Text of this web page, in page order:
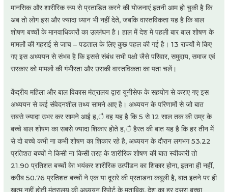
मानसिक और शारीरिक रूप से प्रताडित करने की योजनाएं इतनी आम हो चुकी है कि
अब तो लोग इस और ज्यादा ध्यान भी नहीं देते, जबकि वास्तविकता यह है कि बाल
शोषण बच्चों के मानवाधिकारों का उल्लंघन है। हाल में देश मे पहली बार बाल शोषण के
मामलों की गहराई से जाच – पडताल के लिए कुछ पहल की गई है। 13 राज्यों मे किए
गए इस अध्ययन से संभव है कि इससे संबंध सभी पक्षो जैसे परिवार, समुदाय, समाज एवं
सरकार को मामलों की गंभीरता और उसकी वास्तविकता का पता चलें।
केंद्रीय महिला और बाल विकास मंत्रालय द्वारा यूनीसेफ के सहयोग से कराए गए इस
अध्ययन से कई संवेदनशील तथ्य सामने आए है। अध्ययन के परिणामों से जो बात
सबसे ज्यादा उभर कर सामने आई ह,ै वह यह है कि 5 से 12 साल तक की उम्र के
बच्चे बाल शोषण का सबसे ज्यादा शिकार होते ह,ै हैरत की बात यह है कि हर तीन में
से दो बच्चे कभी ना कभी शोषण का शिकार रहे है, अध्ययन के दौरान लगभग 53.22
प्रतिशत बच्चों ने किसी ना किसी तरह के शारीरिक शोषण की बात स्वीकारी तो
21.90 प्रतिशत बच्चों केा भयंकर शारीरिक उत्पीडन का शिकार होना, इतना ही नहीं,
करीब 50.76 प्रतिशत बच्चों ने एक या दूसरे की प्रताडना कबूली है, बात इतने पर ही
खत्म नहीं होती मंत्रालय की अध्ययन रिपोर्ट के मुताबिक, देश का हर दूसरा बच्चा